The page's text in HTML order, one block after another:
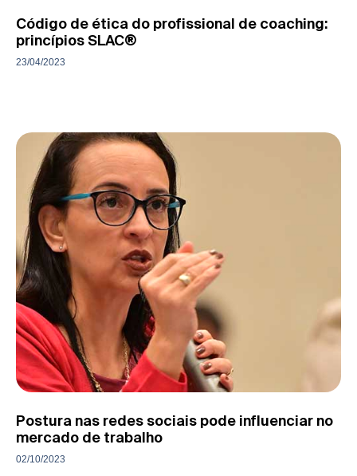
Código de ética do profissional de coaching:
princípios SLAC®
23/04/2023
Postura nas redes sociais pode influenciar no
mercado de trabalho
02/10/2023